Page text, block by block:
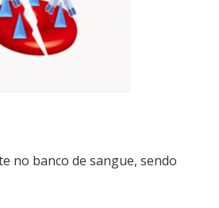
no banco de sangue, sendo